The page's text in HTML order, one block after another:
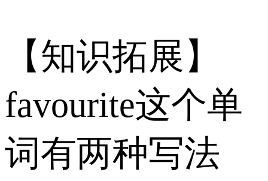
【知识拓展】
favourite这个单
词有两种写法